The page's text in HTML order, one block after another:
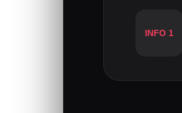
INFO 1